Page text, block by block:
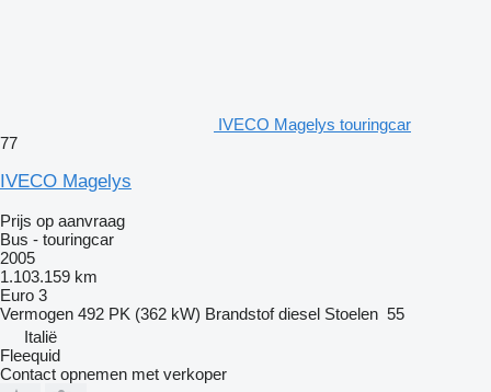
IVECO Magelys touringcar
77
IVECO Magelys
Prijs op aanvraag
Bus - touringcar
2005
1.103.159 km
Euro 3
Vermogen 492 PK (362 kW) Brandstof diesel Stoelen 55
Italië
Fleequid
Contact opnemen met verkoper